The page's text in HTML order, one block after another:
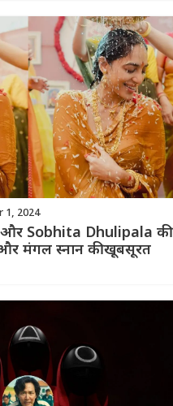
1, 2024
Sobhita Dhulipala की
और मंगल स्नान की खूबसूरत